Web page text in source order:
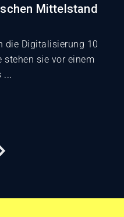
Mittelstand
die Digitalisierung 10
stehen sie vor einem
...